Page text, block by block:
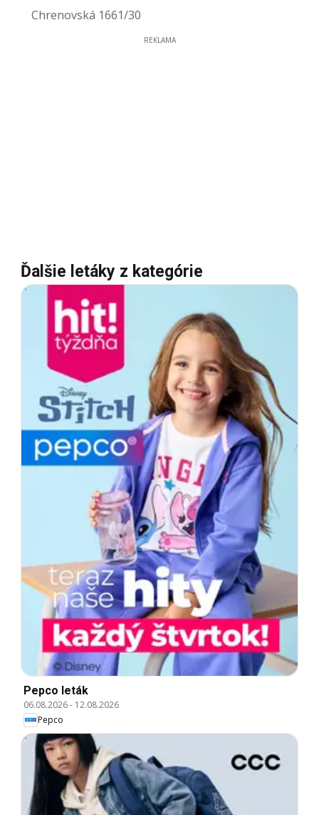
Chrenovská 1661/30
REKLAMA
Ďalšie letáky z kategórie
Pepco leták
06.08.2026- 12.08.2026
Pepco